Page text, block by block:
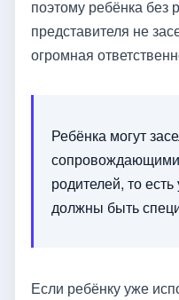
поэтому ребёнка без
представителя не
огромная
Ребёнка могут
родителей, то
должны быть
Если ребёнку уже